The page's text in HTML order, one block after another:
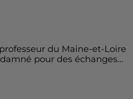
du Maine-et-Loire
pour des échanges...